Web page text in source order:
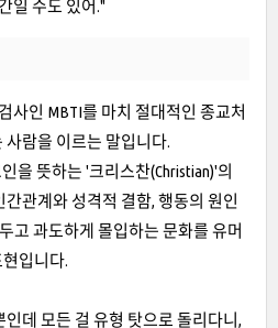
일 수도 있어."
사인 MBTI를 마치 절대적인 종교처
사람을 이르는 말입니다.
을 뜻하는 '크리스찬(Christian)'의
관계와 성격적 결함, 행동의 원인
고 과도하게 몰입하는 문화를 유머
입니다.
인데 모든 걸 유형 탓으로 돌리다니,